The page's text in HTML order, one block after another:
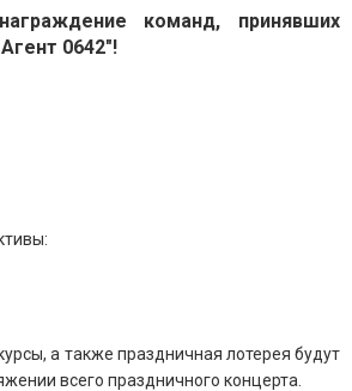
команд, принявших
0642"!
а также праздничная лотерея будут
всего праздничного концерта.